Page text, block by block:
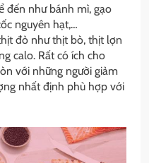
đến như bánh mì, gạo
nguyên hạt,…
đỏ như thịt bò, thịt lợn
calo. Rất có ích cho
với những người giảm
nhất định phù hợp với